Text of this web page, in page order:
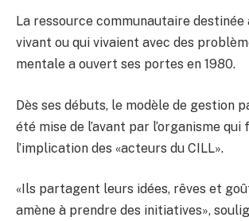
La ressource communautaire destinée
vivant ou qui vivaient avec des
mentale a ouvert ses portes en 1980.
Dès ses débuts, le modèle de gestion
été mise de l’avant par l’organisme qui
l’implication des «acteurs du CILL».
«Ils partagent leurs idées, rêves et
amène à prendre des initiatives»,